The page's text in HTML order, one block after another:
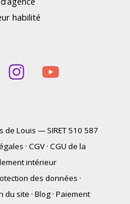
habilité
Louis — SIRET 510 587
· CGV· CGU de la
intérieur
des données ·
du site · Blog · Paiement